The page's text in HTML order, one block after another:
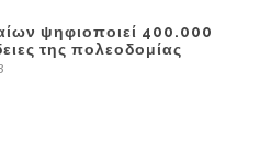
ψηφιοποιεί 400.000
της πολεοδομίας